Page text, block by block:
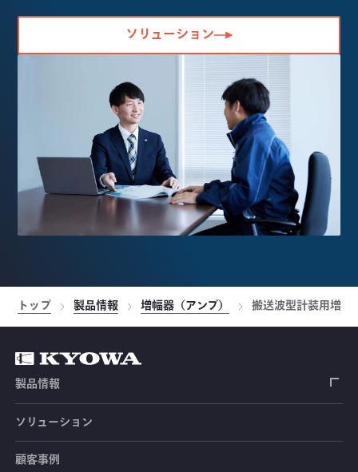
ソリューション
トップ 製品情報 増幅器（アンプ） 搬送波型計装用増幅
製品情報
ひずみゲージ
センサ（変換器）
ソリューション
顧客事例